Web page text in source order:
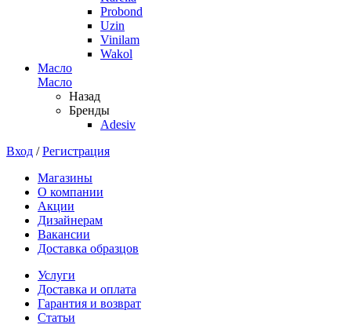
Probond
Uzin
Vinilam
Wakol
Масло
Масло
Назад
Бренды
Adesiv
Вход /Регистрация
Магазины
О компании
Акции
Дизайнерам
Вакансии
Доставка образцов
Услуги
Доставка и оплата
Гарантия и возврат
Статьи